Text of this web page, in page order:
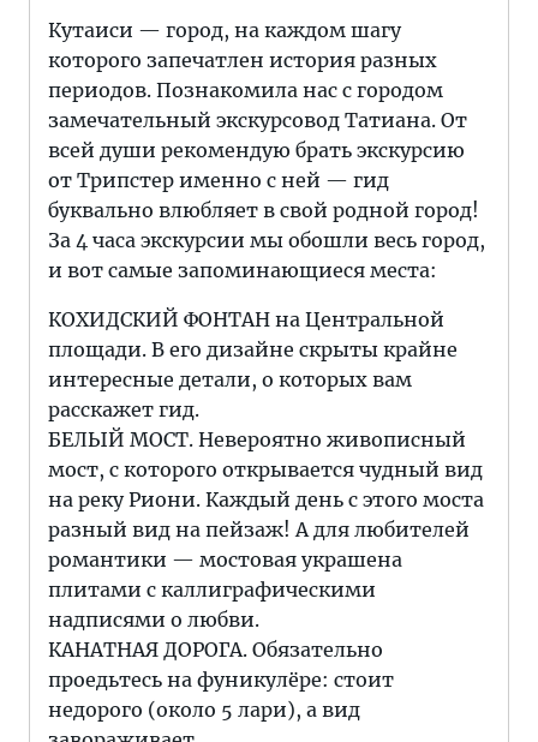
Кутаиси — город, на каждом шагу
которого запечатлен история разных
периодов. Познакомила нас с городом
замечательный экскурсовод Татиана. От
всей души рекомендую брать экскурсию
от Трипстер именно с ней — гид
буквально влюбляет в свой родной город!
За 4 часа экскурсии мы обошли весь город,
и вот самые запоминающиеся места:
КОХИДСКИЙ ФОНТАН на Центральной
площади. В его дизайне скрыты крайне
интересные детали, о которых вам
расскажет гид.
БЕЛЫЙ МОСТ. Невероятно живописный
мост, с которого открывается чудный вид
на реку Риони. Каждый день с этого моста
разный вид на пейзаж! А для любителей
романтики — мостовая украшена
плитами с каллиграфическими
надписями о любви.
КАНАТНАЯ ДОРОГА. Обязательно
проедьтесь на фуникулёре: стоит
недорого (около 5 лари), а вид